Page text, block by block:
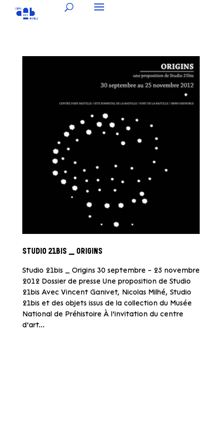
STUDIO 21BIS _ ORIGINS
Studio 21bis _ Origins 30 septembre – 25 novembre
2012 Dossier de presse Une proposition de Studio
21bis Avec Vincent Ganivet, Nicolas Milhé, Studio
21bis et des objets issus de la collection du Musée
National de Préhistoire À l’invitation du centre
d’art...